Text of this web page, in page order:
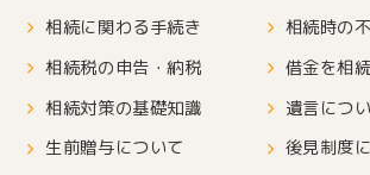
相続に関わる手続き
相続時の
相続税の申告・納税
借金を相
相続対策の基礎知識
遺言につ
生前贈与について
後見制度